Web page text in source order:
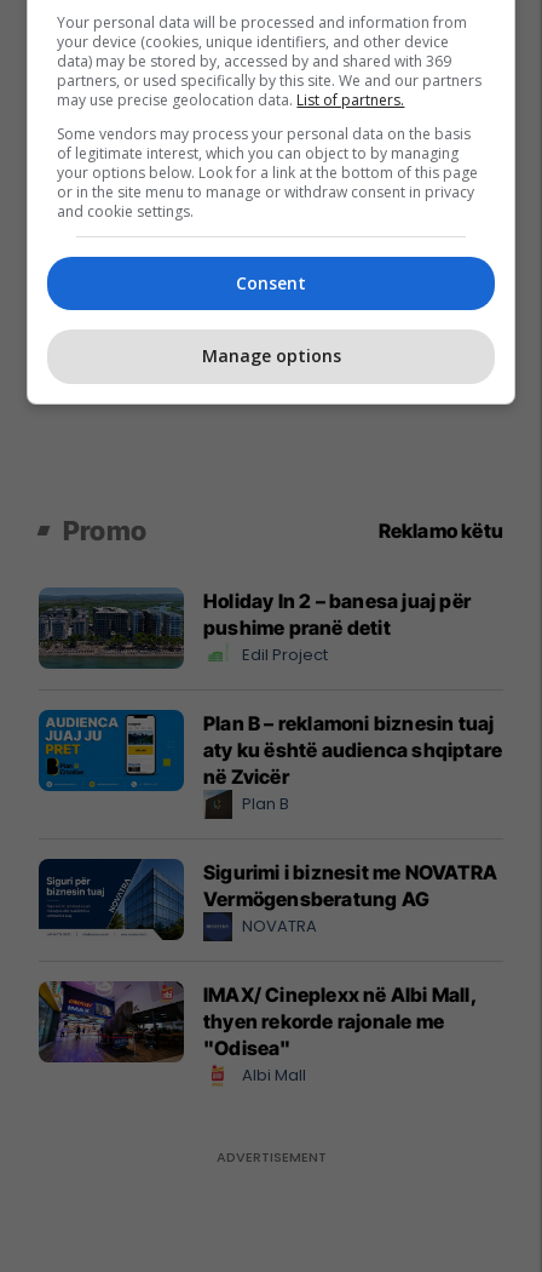
Promo Reklamo këtu
Holiday In 2 – banesa juaj për
pushime pranë detit
Edil Project
Plan B – reklamoni biznesin tuaj
aty ku është audienca shqiptare
në Zvicër
Plan B
Sigurimi i biznesit me NOVATRA
Vermögensberatung AG
NOVATRA
IMAX/ Cineplexx në Albi Mall,
thyen rekorde rajonale me
"Odisea"
Albi Mall
Your personal data will be processed and information from
your device (cookies, unique identifiers, and other device
data) may be stored by, accessed by and shared with 369
partners, or used specifically by this site. We and our partners
may use precise geolocation data. List of partners.
Some vendors may process your personal data on the basis
of legitimate interest, which you can object to by managing
your options below. Look for a link at the bottom of this page
or in the site menu to manage or withdraw consent in privacy
and cookie settings.
Consent
Manage options